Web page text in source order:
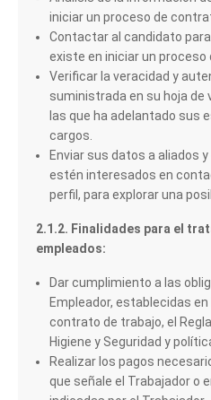
iniciar un proceso de
Contactar al candidato
existe en iniciar un proceso
Verificar la veracidad y
suministrada en su hoja de
las que ha adelantado sus
cargos.
Enviar sus datos a aliados y
estén interesados en
perfil, para explorar una
2.1.2. Finalidades para el
empleados:
Dar cumplimiento a las
Empleador, establecidas en
contrato de trabajo, el
Higiene y Seguridad y
Realizar los pagos
que señale el Trabajador o